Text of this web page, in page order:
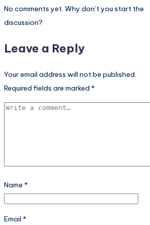
No comments yet. Why don’t you start the
discussion?
Leave a Reply
Your email address will not be published.
Required fields are marked *
Name *
Email *